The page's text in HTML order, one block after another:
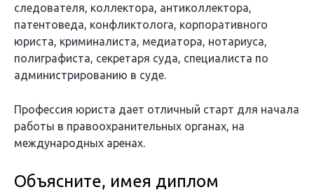
следователя, коллектора, антиколлектора,
патентоведа, конфликтолога, корпоративного
юриста, криминалиста, медиатора, нотариуса,
полиграфиста, секретаря суда, специалиста по
администрированию в суде.
Профессия юриста дает отличный старт для начала
работы в правоохранительных органах, на
международных аренах.
Объясните, имея диплом